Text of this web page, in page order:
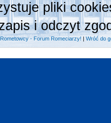
pliki
i odczyt
- Forum Romeciarzy! |Wróć do